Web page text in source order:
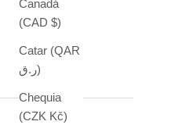
Canadá
(CAD $)
Catar (QAR
ر.ق)
Chequia
(CZK Kč)